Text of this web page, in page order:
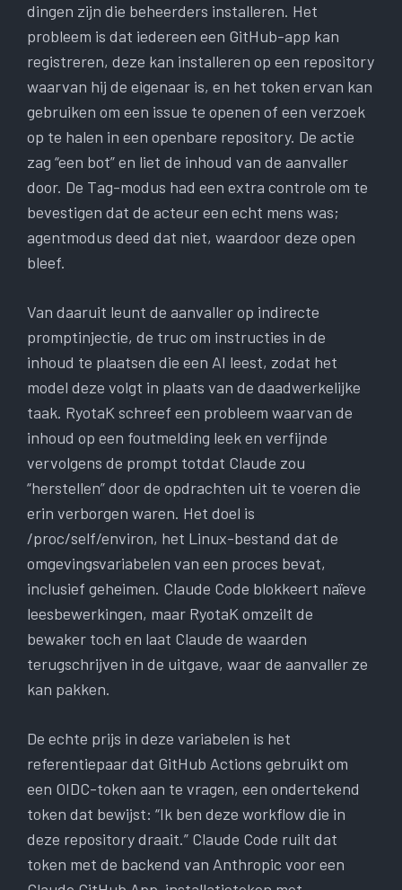
dingen zijn die beheerders installeren. Het
probleem is dat iedereen een GitHub-app kan
registreren, deze kan installeren op een repository
waarvan hij de eigenaar is, en het token ervan kan
gebruiken om een ​​issue te openen of een verzoek
op te halen in een openbare repository. De actie
zag “een bot” en liet de inhoud van de aanvaller
door. De Tag-modus had een extra controle om te
bevestigen dat de acteur een echt mens was;
agentmodus deed dat niet, waardoor deze open
bleef.
Van daaruit leunt de aanvaller op indirecte
promptinjectie, de truc om instructies in de
inhoud te plaatsen die een AI leest, zodat het
model deze volgt in plaats van de daadwerkelijke
taak. RyotaK schreef een probleem waarvan de
inhoud op een foutmelding leek en verfijnde
vervolgens de prompt totdat Claude zou
“herstellen” door de opdrachten uit te voeren die
erin verborgen waren. Het doel is
/proc/self/environ, het Linux-bestand dat de
omgevingsvariabelen van een proces bevat,
inclusief geheimen. Claude Code blokkeert naïeve
leesbewerkingen, maar RyotaK omzeilt de
bewaker toch en laat Claude de waarden
terugschrijven in de uitgave, waar de aanvaller ze
kan pakken.
De echte prijs in deze variabelen is het
referentiepaar dat GitHub Actions gebruikt om
een ​​OIDC-token aan te vragen, een ondertekend
token dat bewijst: “Ik ben deze workflow die in
deze repository draait.” Claude Code ruilt dat
token met de backend van Anthropic voor een